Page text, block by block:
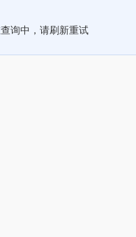
询中，请刷新重试